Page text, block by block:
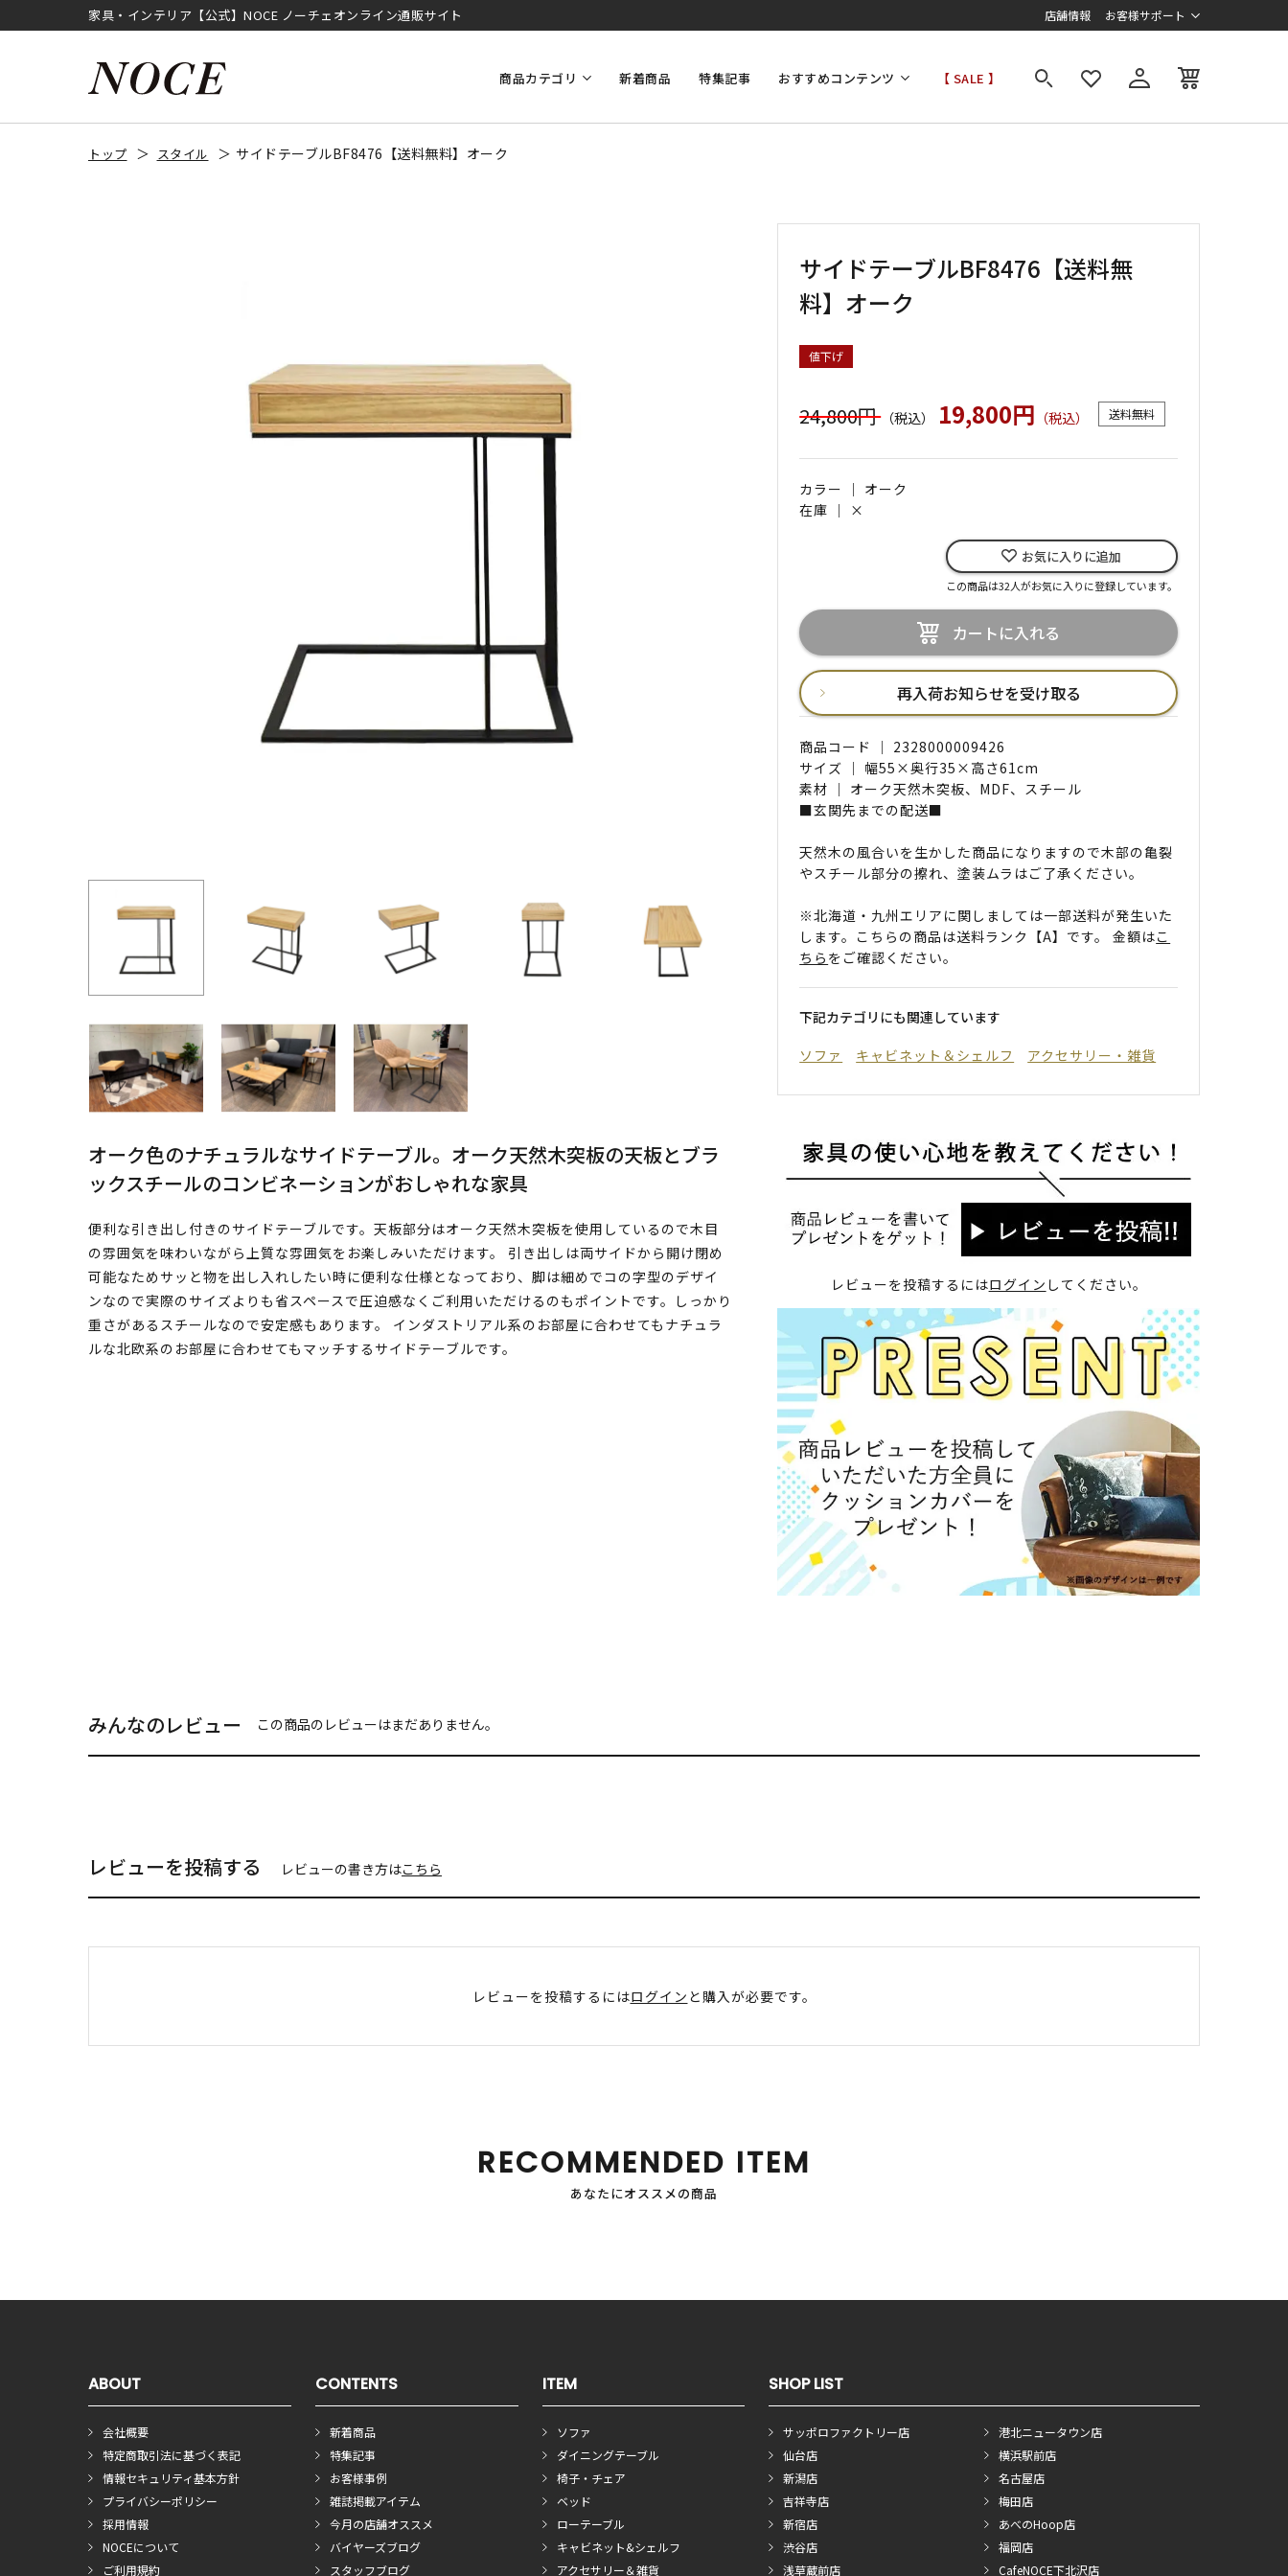
家具・インテリア【公式】NOCE ノーチェオンライン通販サイト 店舗情報 お客様サポート
商品カテゴリ 新着商品 特集記事 おすすめコンテンツ 【 SALE 】
トップ スタイル サイドテーブルBF8476【送料無料】オーク
オーク色のナチュラルなサイドテーブル。オーク天然木突板の天板とブラ
ックスチールのコンビネーションがおしゃれな家具
便利な引き出し付きのサイドテーブルです。天板部分はオーク天然木突板を使用しているので木目
の雰囲気を味わいながら上質な雰囲気をお楽しみいただけます。 引き出しは両サイドから開け閉め
可能なためサッと物を出し入れしたい時に便利な仕様となっており、脚は細めでコの字型のデザイ
ンなので実際のサイズよりも省スペースで圧迫感なくご利用いただけるのもポイントです。しっかり
重さがあるスチールなので安定感もあります。 インダストリアル系のお部屋に合わせてもナチュラ
ルな北欧系のお部屋に合わせてもマッチするサイドテーブルです。
サイドテーブルBF8476【送料無
料】オーク
値下げ
24,800円（税込） 19,800円 （税込） 送料無料
カラー ｜ オーク
在庫 ｜ ×
お気に入りに追加
この商品は32人がお気に入りに登録しています。
カートに入れる
再入荷お知らせを受け取る
商品コード ｜ 2328000009426
サイズ ｜ 幅55×奥行35×高さ61cm
素材 ｜ オーク天然木突板、MDF、スチール
■玄関先までの配送■
天然木の風合いを生かした商品になりますので木部の亀裂
やスチール部分の擦れ、塗装ムラはご了承ください。
※北海道・九州エリアに関しましては一部送料が発生いた
します。こちらの商品は送料ランク【A】です。 金額はこ
ちら をご確認ください。
下記カテゴリにも関連しています
ソファ
キャビネット＆シェルフ アクセサリー・雑貨
レビューを投稿するにはログイン してください。
みんなのレビュー この商品のレビューはまだありません。
レビューを投稿する レビューの書き方はこちら
レビューを投稿するにはログイン と購入が必要です。
RECOMMENDED ITEM
あなたにオススメの商品
ABOUT
会社概要
特定商取引法に基づく表記
情報セキュリティ基本方針
プライバシーポリシー
採用情報
NOCEについて
ご利用規約
CONTENTS
新着商品
特集記事
お客様事例
雑誌掲載アイテム
今月の店舗オススメ
バイヤーズブログ
スタッフブログ
ITEM
ソファ
ダイニングテーブル
椅子・チェア
ベッド
ローテーブル
キャビネット&シェルフ
アクセサリー＆雑貨
SHOP LIST
サッポロファクトリー店
仙台店
新潟店
吉祥寺店
新宿店
渋谷店
浅草蔵前店
港北ニュータウン店
横浜駅前店
名古屋店
梅田店
あべのHoop店
福岡店
CafeNOCE下北沢店